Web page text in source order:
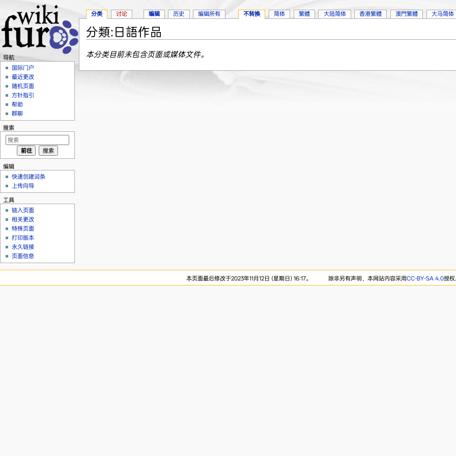
分類:日語作品
本分类目前未包含页面或媒体文件。
分类 讨论 编辑 历史 编辑所有 不转换 简体 繁體 大陆简体 香港繁體 澳門繁體 大马简体
导航
国际门户
最近更改
随机页面
方针指引
帮助
群聊
搜索
编辑
快速创建词条
上传向导
工具
链入页面
相关更改
特殊页面
打印版本
永久链接
页面信息
本页面最后修改于2023年11月12日 (星期日) 16:17。 除非另有声明，本网站内容采用CC-BY-SA 4.0授权